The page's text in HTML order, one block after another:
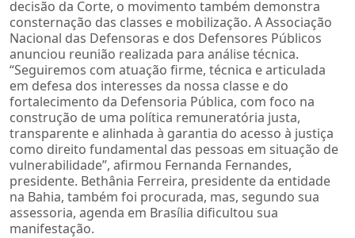
decisão da Corte, o movimento também demonstra
consternação das classes e mobilização. A Associação
Nacional das Defensoras e dos Defensores Públicos
anunciou reunião realizada para análise técnica.
“Seguiremos com atuação firme, técnica e articulada
em defesa dos interesses da nossa classe e do
fortalecimento da Defensoria Pública, com foco na
construção de uma política remuneratória justa,
transparente e alinhada à garantia do acesso à justiça
como direito fundamental das pessoas em situação de
vulnerabilidade”, afirmou Fernanda Fernandes,
presidente. Bethânia Ferreira, presidente da entidade
na Bahia, também foi procurada, mas, segundo sua
assessoria, agenda em Brasília dificultou sua
manifestação.